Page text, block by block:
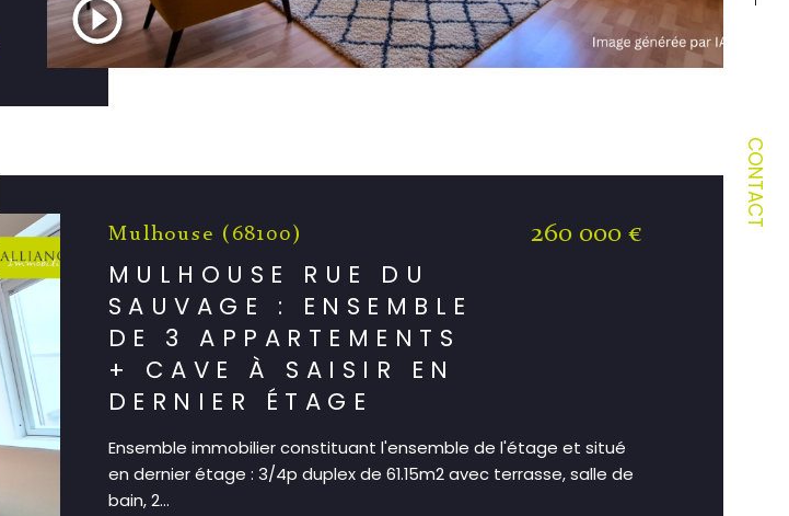
CONTACT
Mulhouse (68100)
MULHOUSE RUE DU
SAUVAGE : ENSEMBLE
DE 3 APPARTEMENTS
+ CAVE À SAISIR EN
DERNIER ÉTAGE
260 000 €
Ensemble immobilier constituant l'ensemble de l'étage et situé
en dernier étage : 3/4p duplex de 61.15m2 avec terrasse, salle de
bain, 2...